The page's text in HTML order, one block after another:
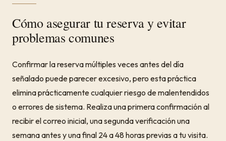
Cómo asegurar tu reserva y evitar
problemas comunes
Confirmar la reserva múltiples veces antes del día
señalado puede parecer excesivo, pero esta práctica
elimina prácticamente cualquier riesgo de malentendidos
o errores de sistema. Realiza una primera confirmación al
recibir el correo inicial, una segunda verificación una
semana antes y una final 24 a 48 horas previas a tu visita.